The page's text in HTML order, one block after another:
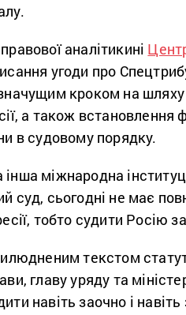
аналітикині
угоди про
кроком на шляху
а також встановлення
в судовому порядку.
міжнародна
суд, сьогодні не має
тобто судити Росію
текстом
главу уряду та
навіть заочно і навіть